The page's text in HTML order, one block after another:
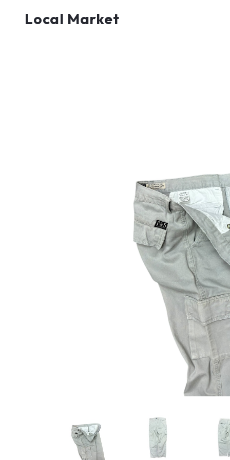
Local Market